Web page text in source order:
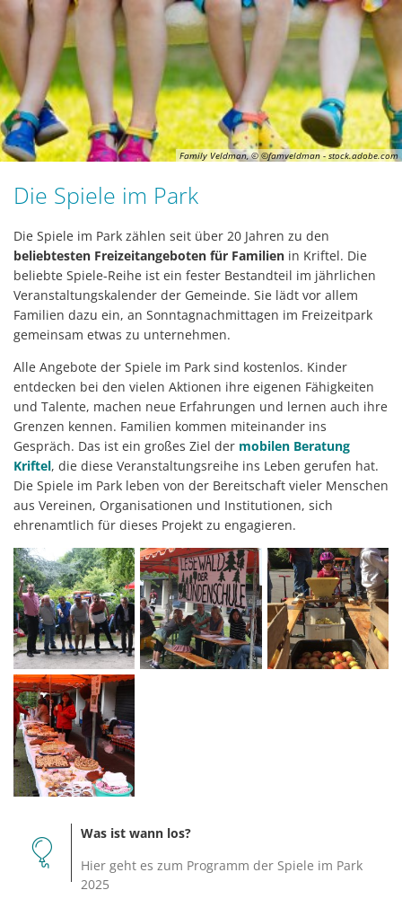
Family Veldman, © ©famveldman - stock.adobe.com
Die Spiele im Park
Die Spiele im Park zählen seit über 20 Jahren zu den
beliebtesten Freizeitangeboten für Familien in Kriftel. Die
beliebte Spiele-Reihe ist ein fester Bestandteil im jährlichen
Veranstaltungskalender der Gemeinde. Sie lädt vor allem
Familien dazu ein, an Sonntagnachmittagen im Freizeitpark
gemeinsam etwas zu unternehmen.
Alle Angebote der Spiele im Park sind kostenlos. Kinder
entdecken bei den vielen Aktionen ihre eigenen Fähigkeiten
und Talente, machen neue Erfahrungen und lernen auch ihre
Grenzen kennen. Familien kommen miteinander ins
Gespräch. Das ist ein großes Ziel der mobilen Beratung
Kriftel, die diese Veranstaltungsreihe ins Leben gerufen hat.
Die Spiele im Park leben von der Bereitschaft vieler Menschen
aus Vereinen, Organisationen und Institutionen, sich
ehrenamtlich für dieses Projekt zu engagieren.
Was ist wann los?
Hier geht es zum Programm der Spiele im Park
2025